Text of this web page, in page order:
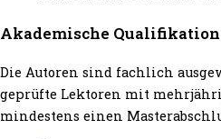
Akademische Qualifikation
Die Autoren sind fachlich
geprüfte Lektoren mit
mindestens einen